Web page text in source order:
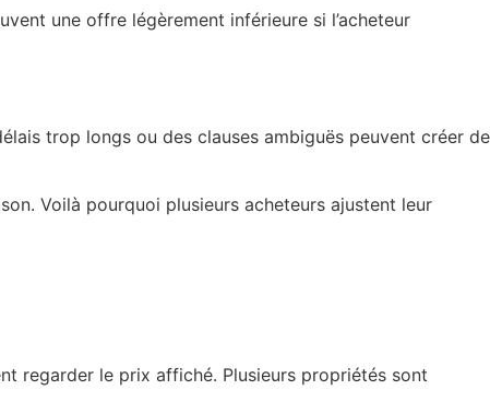
une offre légèrement inférieure si l’acheteur
trop longs ou des clauses ambiguës peuvent créer de
Voilà pourquoi plusieurs acheteurs ajustent leur
regarder le prix affiché. Plusieurs propriétés sont